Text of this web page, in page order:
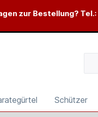
zur Bestellung? Tel.:
Schützer